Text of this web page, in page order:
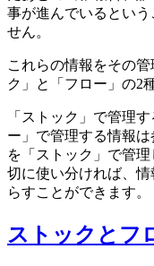
事が進んでいるとい
せん。
これらの情報をその
ク」と「フロー」の2
「ストック」で管理
ー」で管理する情報
を「ストック」で管
切に使い分ければ、
らすことができます。
ストックとフ